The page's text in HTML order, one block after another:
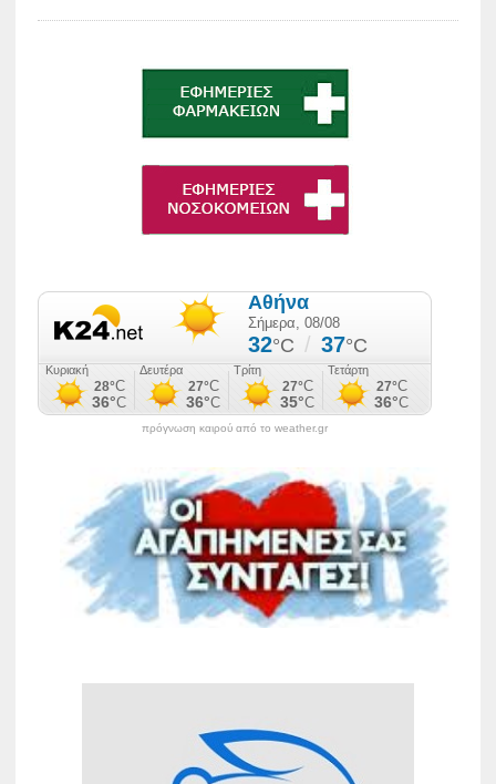
πρόγνωση καιρού από το weather.gr